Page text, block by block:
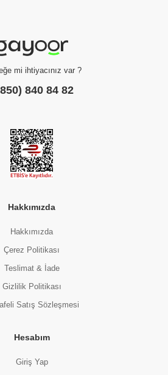
mi ihtiyacınız var ?
840 84 82
Hakkımızda
Hakkımızda
Çerez Politikası
Teslimat & İade
Gizlilik Politikası
Satış Sözleşmesi
Hesabım
Giriş Yap